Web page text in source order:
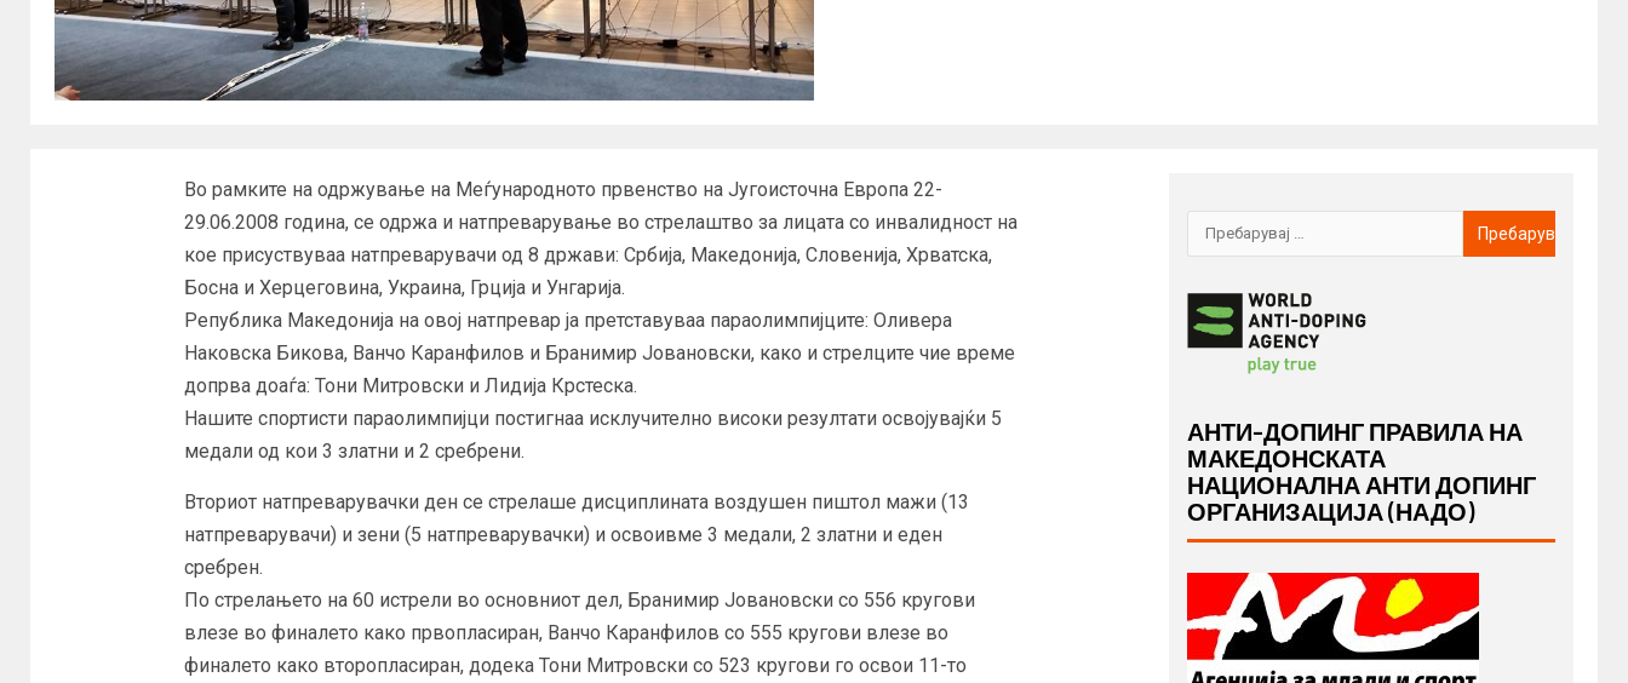
Во рамките на одржување на Меѓународното првенство на Југоисточна Европа 22-
29.06.2008 година, се одржа и натпреварување во стрелаштво за лицата со инвалидност на
кое присуствуваа натпреварувачи од 8 држави: Србија, Македонија, Словенија, Хрватска,
Босна и Херцеговина, Украина, Грција и Унгарија.
Република Македонија на овој натпревар ја претставуваа параолимпијците: Оливера
Наковска Бикова, Ванчо Каранфилов и Бранимир Јовановски, како и стрелците чие време
допрва доаѓа: Тони Митровски и Лидија Крстеска.
Нашите спортисти параолимпијци постигнаа исклучително високи резултати освојувајќи 5
медали од кои 3 златни и 2 сребрени.
Вториот натпреварувачки ден се стрелаше дисциплината воздушен пиштол мажи (13
натпреварувачи) и зени (5 натпреварувачки) и освоивме 3 медали, 2 златни и еден
сребрен.
По стрелањето на 60 истрели во основниот дел, Бранимир Јовановски со 556 кругови
влезе во финалето како првопласиран, Ванчо Каранфилов со 555 кругови влезе во
финалето како второпласиран, додека Тони Митровски со 523 кругови го освои 11-то
АНТИ-ДОПИНГ ПРАВИЛА НА
МАКЕДОНСКАТА
НАЦИОНАЛНА АНТИ ДОПИНГ
ОРГАНИЗАЦИЈА (НАДО)